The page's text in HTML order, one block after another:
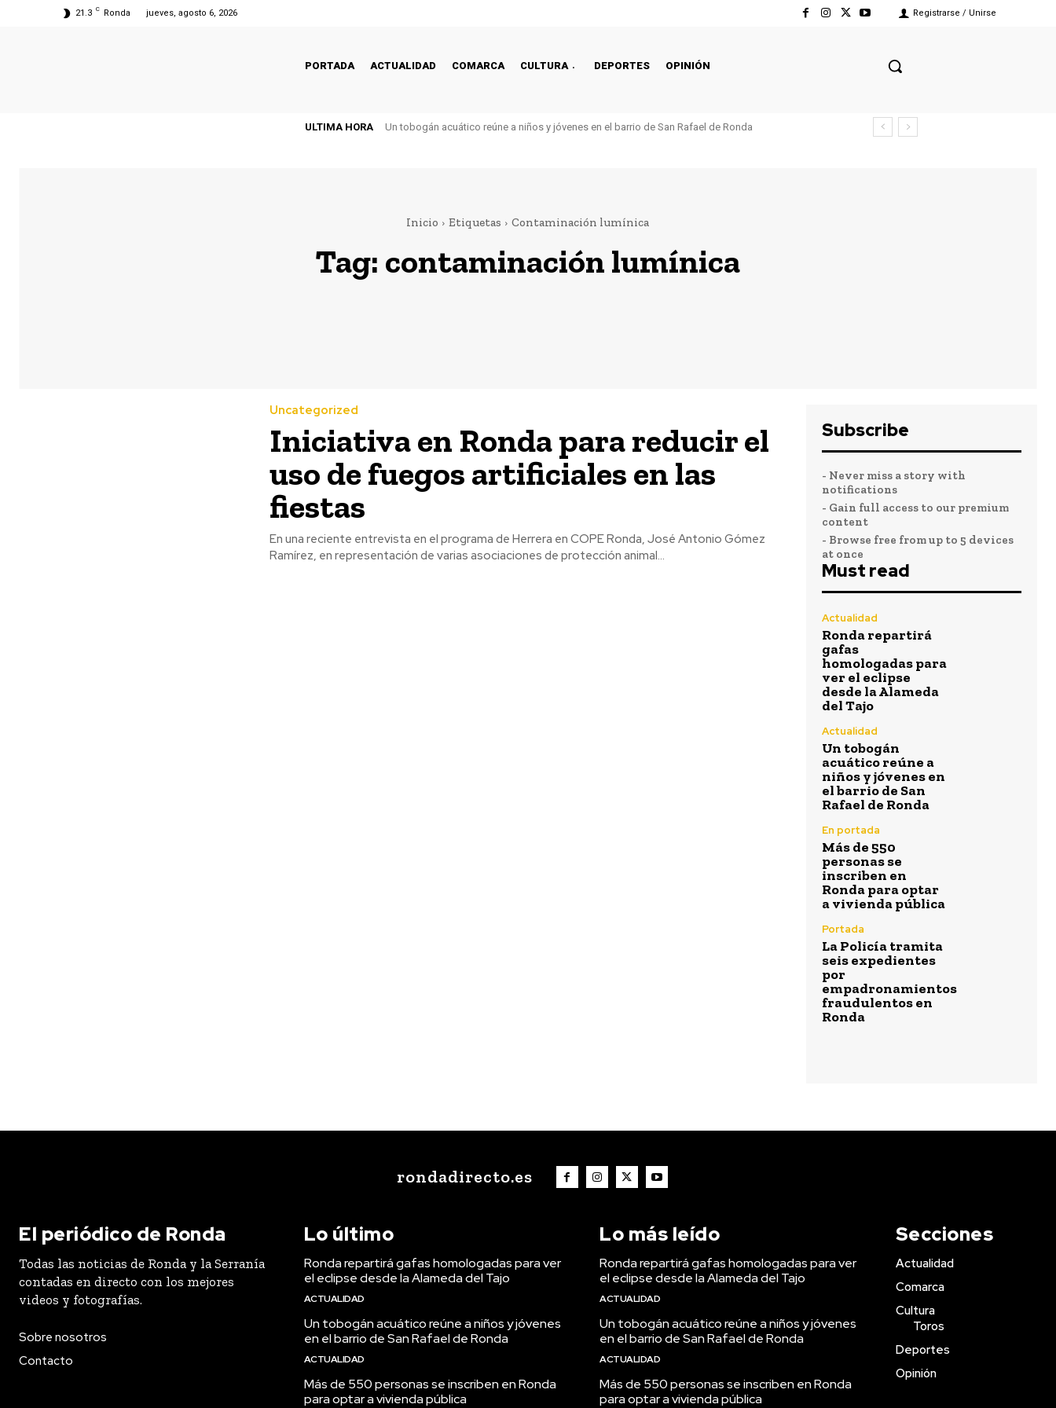
21.3 C Ronda jueves, agosto 6, 2026 Registrarse / Unirse
PORTADA ACTUALIDAD COMARCA CULTURA DEPORTES OPINIÓN
ULTIMA HORA Un tobogán acuático reúne a niños y jóvenes en el barrio de San Rafael de Ronda
Inicio Etiquetas Contaminación lumínica
Tag: contaminación lumínica
Uncategorized
Iniciativa en Ronda para reducir el
uso de fuegos artificiales en las
fiestas
En una reciente entrevista en el programa de Herrera en COPE Ronda, José Antonio Gómez
Ramírez, en representación de varias asociaciones de protección animal...
Subscribe
- Never miss a story with
notifications
- Gain full access to our premium
content
- Browse free from up to 5 devices
at once
Must read
Actualidad
Ronda repartirá
gafas
homologadas para
ver el eclipse
desde la Alameda
del Tajo
Actualidad
Un tobogán
acuático reúne a
niños y jóvenes en
el barrio de San
Rafael de Ronda
En portada
Más de 550
personas se
inscriben en
Ronda para optar
a vivienda pública
Portada
La Policía tramita
seis expedientes
por
empadronamientos
fraudulentos en
Ronda
rondadirecto.es
El periódico de Ronda
Todas las noticias de Ronda y la Serranía
contadas en directo con los mejores
videos y fotografías.
Sobre nosotros
Contacto
Lo último
Ronda repartirá gafas homologadas para ver
el eclipse desde la Alameda del Tajo
ACTUALIDAD
Un tobogán acuático reúne a niños y jóvenes
en el barrio de San Rafael de Ronda
ACTUALIDAD
Más de 550 personas se inscriben en Ronda
para optar a vivienda pública
Lo más leído
Ronda repartirá gafas homologadas para ver
el eclipse desde la Alameda del Tajo
ACTUALIDAD
Un tobogán acuático reúne a niños y jóvenes
en el barrio de San Rafael de Ronda
ACTUALIDAD
Más de 550 personas se inscriben en Ronda
para optar a vivienda pública
Secciones
Actualidad
Comarca
Cultura
Toros
Deportes
Opinión